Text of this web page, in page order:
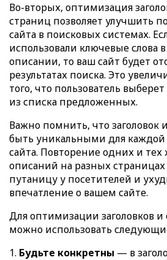
Во-вторых, оптимизация
страниц позволяет улучшить
сайта в поисковых системах.
использовали ключевые слова в
описании, то ваш сайт будет
результатах поиска. Это
того, что пользователь
из списка предложенных.
Важно помнить, что
быть уникальными для
сайта. Повторение одних и тех
описаний на разных
путаницу у посетителей и
впечатление о вашем сайте.
Для оптимизации заголовков
можно использовать
Будьте конкретны — в